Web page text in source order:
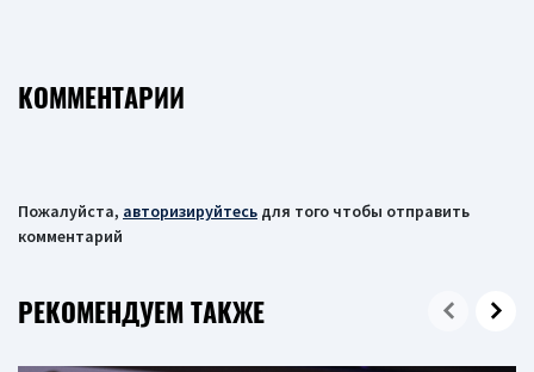
КОММЕНТАРИИ
Пожалуйста, авторизируйтесь для того чтобы отправить
комментарий
РЕКОМЕНДУЕМ ТАКЖЕ